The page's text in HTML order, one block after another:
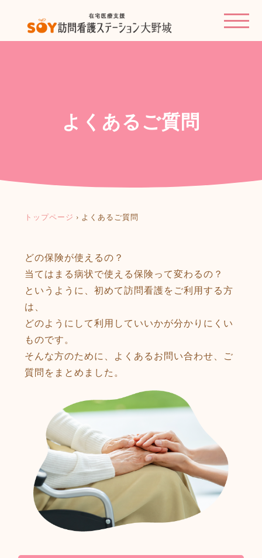
よくあるご質問
トップページ › よくあるご質問
どの保険が使えるの？
当てはまる病状で使える保険って変わるの？
というように、初めて訪問看護をご利用する方
は、
どのようにして利用していいかが分かりにくい
ものです。
そんな方のために、よくあるお問い合わせ、ご
質問をまとめました。